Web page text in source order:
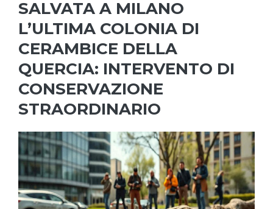
SALVATA A MILANO
L’ULTIMA COLONIA DI
CERAMBICE DELLA
QUERCIA: INTERVENTO DI
CONSERVAZIONE
STRAORDINARIO